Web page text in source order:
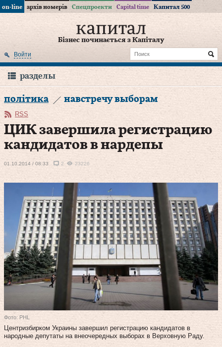
on-line архів номерів Спецпроекти Capital time Капитал 500
Бізнес починається з Капіталу
Войти
разделы
політика навстречу выборам
RSS
ЦИК завершила регистрацию
кандидатов в нардепы
01.10.2014 / 08:33 2 23226
Фото: PHL
Центризбирком Украины завершил регистрацию кандидатов в
народные депутаты на внеочередных выборах в Верховную Раду.